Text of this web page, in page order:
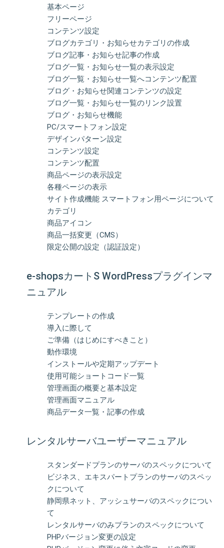
基本ページ
フリーページ
コンテンツ設定
ブログカテゴリ・お知らせカテゴリの作成
ブログ記事・お知らせ記事の作成
ブログ一覧・お知らせ一覧の表示設定
ブログ一覧・お知らせ一覧へコンテンツ配置
ブログ・お知らせ関連コンテンツの設定
ブログ一覧・お知らせ一覧のリンク設置
ブログ・お知らせ機能
PC/スマートフォン設定
デザインパターン設定
コンテンツ設定
コンテンツ配置
商品ページの表示設定
各種ページの表示
サイト作成機能 スマートフォン用ページについて
カテゴリ
商品アイコン
商品一括変更（CMS）
限定公開の設定（認証設定）
e-shopsカートS WordPressプラグインマ
ニュアル
テンプレートの作成
導入に際して
ご準備（はじめにすべきこと）
動作環境
インストールや定期アップデート
使用可能ショートコード一覧
管理画面の概要と基本設定
管理画面マニュアル
商品データ一覧・記事の作成
レンタルサーバユーザーマニュアル
スタンダードプランのサーバのスペックについて
ビジネス、エキスパートプランのサーバのスペッ
クについて
静岡県ネット、アッシュサーバのスペックについ
て
レンタルサーバのみプランのスペックについて
PHPバージョン変更の設定